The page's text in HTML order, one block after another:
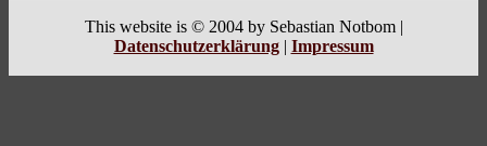
This website is © 2004 by Sebastian Notbom |
Datenschutzerklärung| Impressum